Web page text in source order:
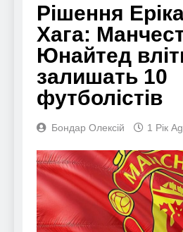
Рішення
Хага:
Юнайтед
залишать 10
футболістів
Бондар Олексій 1 Рік